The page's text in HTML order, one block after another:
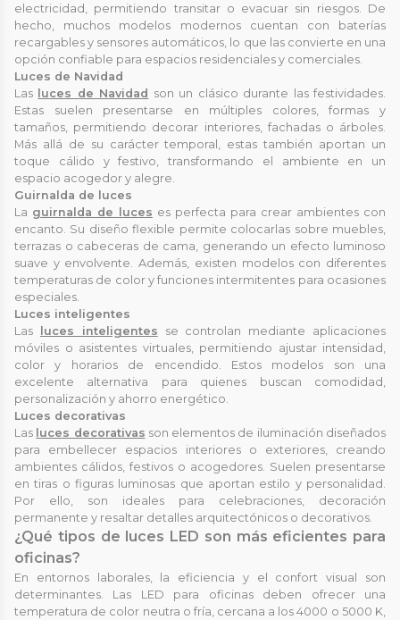
electricidad, permitiendo transitar o evacuar sin riesgos. De
hecho, muchos modelos modernos cuentan con baterías
recargables y sensores automáticos, lo que las convierte en una
opción confiable para espacios residenciales y comerciales.
Luces de Navidad
Las
luces de Navidad son un clásico durante las festividades.
Estas suelen presentarse en múltiples colores, formas y
tamaños, permitiendo decorar interiores, fachadas o árboles.
Más allá de su carácter temporal, estas también aportan un
toque cálido y festivo, transformando el ambiente en un
espacio acogedor y alegre.
Guirnalda de luces
La guirnalda de luces es perfecta para crear ambientes con
encanto. Su diseño flexible permite colocarlas sobre muebles,
terrazas o cabeceras de cama, generando un efecto luminoso
suave y envolvente. Además, existen modelos con diferentes
temperaturas de color y funciones intermitentes para ocasiones
especiales.
Luces inteligentes
Las
luces inteligentes se controlan mediante aplicaciones
móviles o asistentes virtuales, permitiendo ajustar intensidad,
color y horarios de encendido. Estos modelos son una
excelente alternativa para quienes buscan comodidad,
personalización y ahorro energético.
Luces decorativas
Las luces decorativas son elementos de iluminación diseñados
para embellecer espacios interiores o exteriores, creando
ambientes cálidos, festivos o acogedores. Suelen presentarse
en tiras o figuras luminosas que aportan estilo y personalidad.
Por ello, son ideales para celebraciones, decoración
permanente y resaltar detalles arquitectónicos o decorativos.
¿Qué tipos de luces LED son más eficientes para
oficinas?
En entornos laborales, la eficiencia y el confort visual son
determinantes. Las LED para oficinas deben ofrecer una
temperatura de color neutra o fría, cercana a los 4000 o 5000 K,